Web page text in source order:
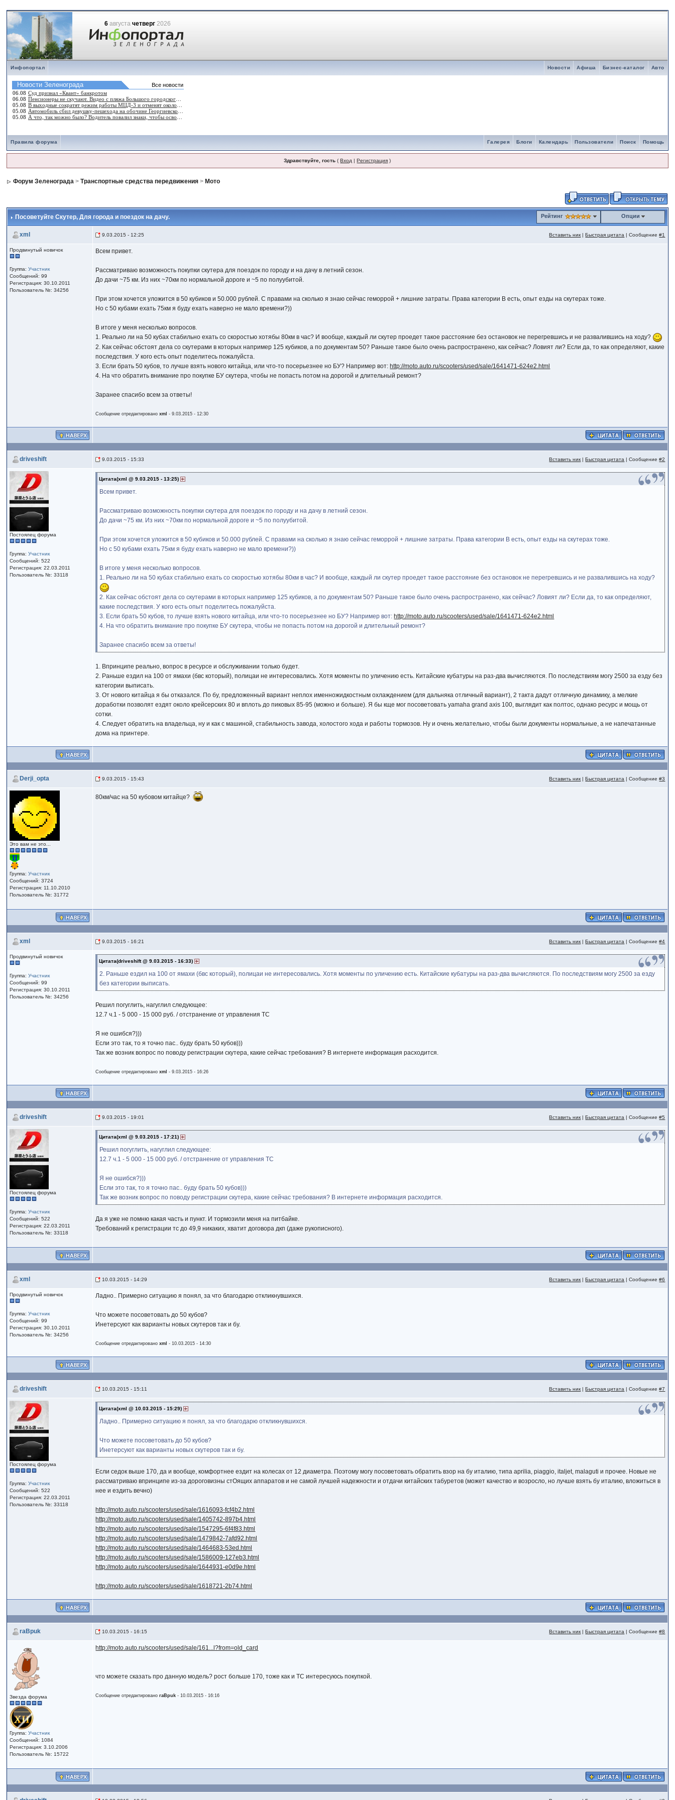
6 августачетверг 2026
Инфопортал Авто
Бизнес-каталог
Афиша
Новости
Правила форума Помощь
Поиск
Пользователи
Календарь
Блоги
Галерея
Здравствуйте, гость (Вход |Регистрация )
Форум Зеленограда >Транспортные средства передвижения > Мото
Посоветуйте Скутер, Для города и поездок на дачу. Рейтинг Опции
xml 9.03.2015 - 12:25 Вставить ник |Быстрая цитата | Сообщение#1
Продвинутый новичок
Группа:Участник
Сообщений: 99
Регистрация: 30.10.2011
Пользователь №: 34256
Всем привет.
Рассматриваю возможность покупки скутера для поездок по городу и на дачу в летний сезон.
До дачи ~75 км. Из них ~70км по нормальной дороге и ~5 по полуубитой.
При этом хочется уложится в 50 кубиков и 50.000 рублей. С правами на сколько я знаю сейчас геморрой + лишние затраты. Права категории B есть, опыт езды на скутерах тоже.
Но с 50 кубами ехать 75км я буду ехать наверно не мало времени?))
В итоге у меня несколько вопросов.
1. Реально ли на 50 кубах стабильно ехать со скоростью хотябы 80км в час? И вообще, каждый ли скутер проедет такое расстояние без остановок не перегревшись и не развалившись на ходу?
2. Как сейчас обстоят дела со скутерами в которых например 125 кубиков, а по документам 50? Раньше такое было очень распространено, как сейчас? Ловият ли? Если да, то как определяют, какие
последствия. У кого есть опыт поделитесь пожалуйста.
3. Если брать 50 кубов, то лучше взять нового китайца, или что-то посерьезнее но БУ? Например вот: http://moto.auto.ru/scooters/used/sale/1641471-624e2.html
4. На что обратить внимание про покупке БУ скутера, чтобы не попасть потом на дорогой и длительный ремонт?
Заранее спасибо всем за ответы!
Сообщение отредактированоxml - 9.03.2015 - 12:30
driveshift 9.03.2015 - 15:33 Вставить ник |Быстрая цитата | Сообщение#2
Постоялец форума
Группа:Участник
Сообщений: 522
Регистрация: 22.03.2011
Пользователь №: 33118
Цитата(xml @ 9.03.2015 - 13:25)
Всем привет.
Рассматриваю возможность покупки скутера для поездок по городу и на дачу в летний сезон.
До дачи ~75 км. Из них ~70км по нормальной дороге и ~5 по полуубитой.
При этом хочется уложится в 50 кубиков и 50.000 рублей. С правами на сколько я знаю сейчас геморрой + лишние затраты. Права категории B есть, опыт езды на скутерах тоже.
Но с 50 кубами ехать 75км я буду ехать наверно не мало времени?))
В итоге у меня несколько вопросов.
1. Реально ли на 50 кубах стабильно ехать со скоростью хотябы 80км в час? И вообще, каждый ли скутер проедет такое расстояние без остановок не перегревшись и не развалившись на ходу?
2. Как сейчас обстоят дела со скутерами в которых например 125 кубиков, а по документам 50? Раньше такое было очень распространено, как сейчас? Ловият ли? Если да, то как определяют,
какие последствия. У кого есть опыт поделитесь пожалуйста.
3. Если брать 50 кубов, то лучше взять нового китайца, или что-то посерьезнее но БУ? Например вот: http://moto.auto.ru/scooters/used/sale/1641471-624e2.html
4. На что обратить внимание про покупке БУ скутера, чтобы не попасть потом на дорогой и длительный ремонт?
Заранее спасибо всем за ответы!
1. Впринципе реально, вопрос в ресурсе и обслуживании только будет.
2. Раньше ездил на 100 от ямахи (бвс который), полицаи не интересовались. Хотя моменты по уличению есть. Китайские кубатуры на раз-два вычисляются. По последствиям могу 2500 за езду без
категории выписать.
3. От нового китайца я бы отказался. По бу, предложенный вариант неплох именножидкостным охлаждением (для дальняка отличный вариант), 2 такта дадут отличную динамику, а мелкие
доработки позволят ездят около крейсерских 80 и вплоть до пиковых 85-95 (можно и больше). Я бы кще мог посоветовать yamaha grand axis 100, выглядит как полтос, однако ресурс и мощь от
сотки.
4. Следует обратить на владельца, ну и как с машиной, стабильность завода, холостого хода и работы тормозов. Ну и очень желательно, чтобы были документы нормальные, а не напечатанные
дома на принтере.
Derji_opta 9.03.2015 - 15:43 Вставить ник |Быстрая цитата | Сообщение#3
Это вам не это...
Группа:Участник
Сообщений: 3724
Регистрация: 11.10.2010
Пользователь №: 31772
80км/час на 50 кубовом китайце?
xml 9.03.2015 - 16:21 Вставить ник |Быстрая цитата | Сообщение#4
Продвинутый новичок
Группа:Участник
Сообщений: 99
Регистрация: 30.10.2011
Пользователь №: 34256
Цитата(driveshift @ 9.03.2015 - 16:33)
2. Раньше ездил на 100 от ямахи (бвс который), полицаи не интересовались. Хотя моменты по уличению есть. Китайские кубатуры на раз-два вычисляются. По последствиям могу 2500 за езду
без категории выписать.
Решил погуглить, нагуглил следующее:
12.7 ч.1 - 5 000 - 15 000 руб. / отстранение от управления ТС
Я не ошибся?)))
Если это так, то я точно пас.. буду брать 50 кубов)))
Так же возник вопрос по поводу регистрации скутера, какие сейчас требования? В интернете информация расходится.
Сообщение отредактированоxml - 9.03.2015 - 16:26
driveshift 9.03.2015 - 19:01 Вставить ник |Быстрая цитата | Сообщение#5
Постоялец форума
Группа:Участник
Сообщений: 522
Регистрация: 22.03.2011
Пользователь №: 33118
Цитата(xml @ 9.03.2015 - 17:21)
Решил погуглить, нагуглил следующее:
12.7 ч.1 - 5 000 - 15 000 руб. / отстранение от управления ТС
Я не ошибся?)))
Если это так, то я точно пас.. буду брать 50 кубов)))
Так же возник вопрос по поводу регистрации скутера, какие сейчас требования? В интернете информация расходится.
Да я уже не помню какая часть и пункт. И тормозили меня на питбайке.
Требований к регистрации тс до 49,9 никаких, хватит договора дкп (даже рукописного).
xml 10.03.2015 - 14:29 Вставить ник |Быстрая цитата | Сообщение#6
Продвинутый новичок
Группа:Участник
Сообщений: 99
Регистрация: 30.10.2011
Пользователь №: 34256
Ладно.. Примерно ситуацию я понял, за что благодарю откликнувшихся.
Что можете посоветовать до 50 кубов?
Инетерсуют как варианты новых скутеров так и бу.
Сообщение отредактированоxml - 10.03.2015 - 14:30
driveshift 10.03.2015 - 15:11 Вставить ник |Быстрая цитата | Сообщение#7
Постоялец форума
Группа:Участник
Сообщений: 522
Регистрация: 22.03.2011
Пользователь №: 33118
Цитата(xml @ 10.03.2015 - 15:29)
Ладно.. Примерно ситуацию я понял, за что благодарю откликнувшихся.
Что можете посоветовать до 50 кубов?
Инетерсуют как варианты новых скутеров так и бу.
Если седок выше 170, да и вообще, комфортнее ездит на колесах от 12 диаметра. Поэтому могу посоветовать обратить взор на бу италию, типа aprilia, piaggio, italjet, malaguti и прочее. Новые не
рассматриваю впринципе из-за дороговизны стОящих аппаратов и не самой лучшей надежности и отдачи китайских табуретов (может качество и возросло, но лучше взять бу италию, вложиться в
нее и ездить вечно)
http://moto.auto.ru/scooters/used/sale/1616093-fcf4b2.html
http://moto.auto.ru/scooters/used/sale/1405742-897b4.html
http://moto.auto.ru/scooters/used/sale/1547295-6f4f83.html
http://moto.auto.ru/scooters/used/sale/1479842-7afd92.html
http://moto.auto.ru/scooters/used/sale/1464683-53ed.html
http://moto.auto.ru/scooters/used/sale/1586009-127eb3.html
http://moto.auto.ru/scooters/used/sale/1644931-e0d9e.html
http://moto.auto.ru/scooters/used/sale/1618721-2b74.html
raBpuk 10.03.2015 - 16:15 Вставить ник |Быстрая цитата | Сообщение#8
Звезда форума
Группа:Участник
Сообщений: 1084
Регистрация: 3.10.2006
Пользователь №: 15722
http://moto.auto.ru/scooters/used/sale/161...l?from=old_card
что можете сказать про данную модель? рост больше 170, тоже как и ТС интересуюсь покупкой.
Сообщение отредактированоraBpuk - 10.03.2015 - 16:16